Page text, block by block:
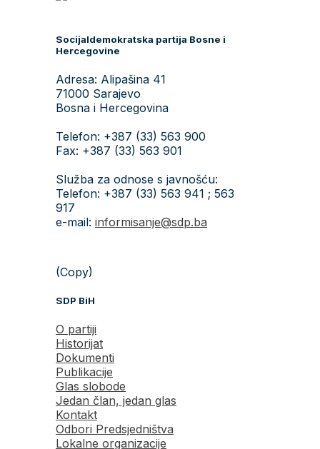
Socijaldemokratska partija Bosne i
Hercegovine
Adresa: Alipašina 41
71000 Sarajevo
Bosna i Hercegovina
Telefon: +387 (33) 563 900
Fax: +387 (33) 563 901
Služba za odnose s javnošću:
Telefon: +387 (33) 563 941 ; 563
917
e-mail: informisanje@sdp.ba
(Copy)
SDP BiH
O partiji
Historijat
Dokumenti
Publikacije
Glas slobode
Jedan član, jedan glas
Kontakt
Odbori Predsjedništva
Lokalne organizacije